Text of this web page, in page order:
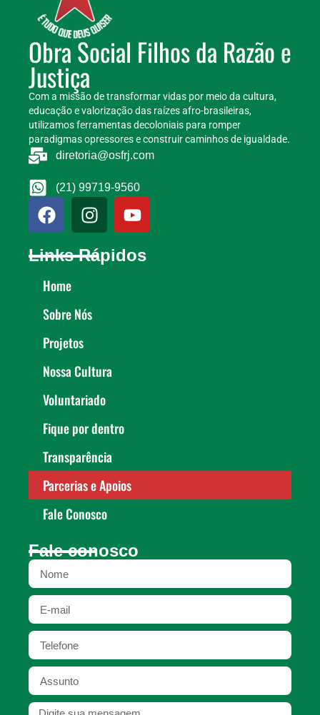
Obra Social Filhos da Razão e
Justiça
Com a missão de transformar vidas por meio da cultura,
educação e valorização das raízes afro-brasileiras,
utilizamos ferramentas decoloniais para romper
paradigmas opressores e construir caminhos de igualdade.
diretoria@osfrj.com
(21) 99719-9560
Links Rápidos
Home
Sobre Nós
Projetos
Nossa Cultura
Voluntariado
Fique por dentro
Transparência
Parcerias e Apoios
Fale Conosco
Fale conosco